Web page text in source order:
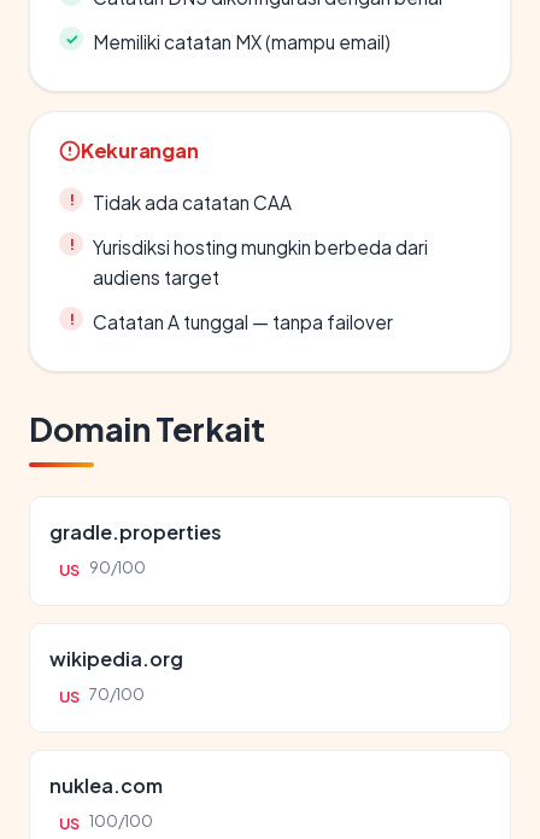
Memiliki catatan MX (mampu email)
Kekurangan
Tidak ada catatan CAA
Yurisdiksi hosting mungkin berbeda dari
audiens target
Catatan A tunggal — tanpa failover
Domain Terkait
gradle.properties
US 90/100
wikipedia.org
US 70/100
nuklea.com
US 100/100